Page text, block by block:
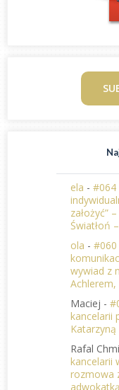
ela - #064
założyć”
Światłoń
ola - #060
wywiad z
Maciej -
kancelarii
Rafal
kancelarii
rozmowa
adwokatką